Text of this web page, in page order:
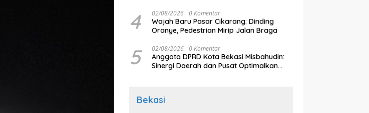
4 02/08/2026 0 Komentar
Wajah Baru Pasar Cikarang: Dinding
Oranye, Pedestrian Mirip Jalan Braga
5 02/08/2026 0 Komentar
Anggota DPRD Kota Bekasi Misbahudin:
Sinergi Daerah dan Pusat Optimalkan
Bekasi